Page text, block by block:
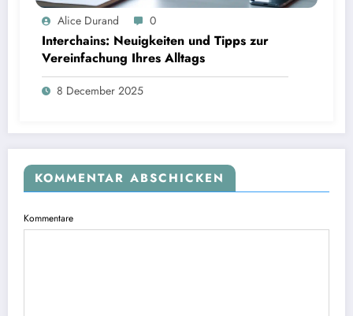
Alice Durand 0
Interchains: Neuigkeiten und Tipps zur
Vereinfachung Ihres Alltags
8 December 2025
KOMMENTAR ABSCHICKEN
Kommentare